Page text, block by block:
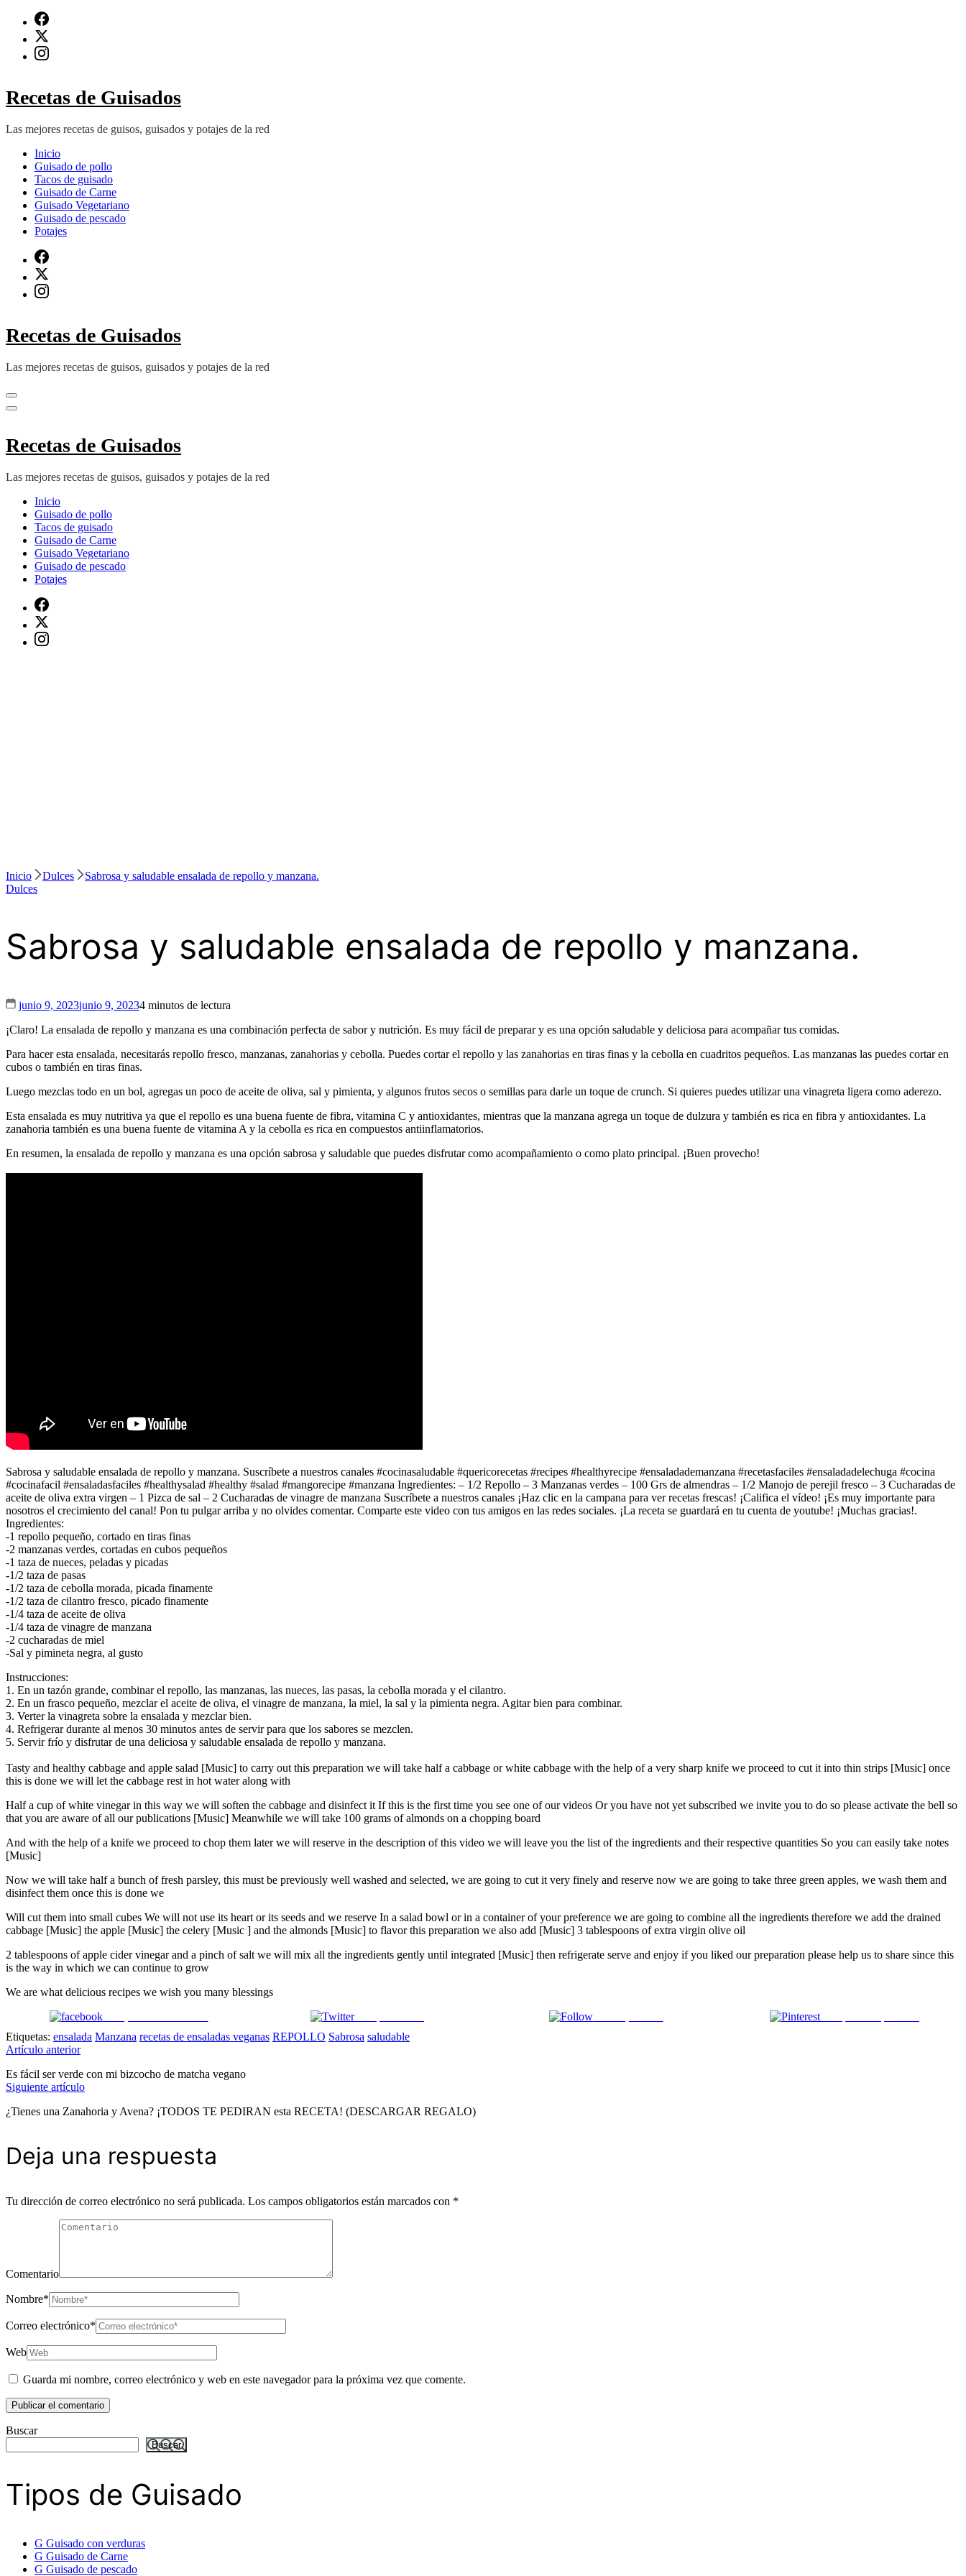
contenido
(presiona
Recetas de Guisados
Las mejores recetas de guisos, guisados y potajes de la red
Inicio
Guisado de pollo
Tacos de guisado
Guisado de Carne
Guisado Vegetariano
Guisado de pescado
Potajes
Recetas de Guisados
Las mejores recetas de guisos, guisados y potajes de la red
Recetas de Guisados
Las mejores recetas de guisos, guisados y potajes de la red
Inicio
Guisado de pollo
Tacos de guisado
Guisado de Carne
Guisado Vegetariano
Guisado de pescado
Potajes
Inicio Dulces
Sabrosa y saludable ensalada de repollo y manzana.
Dulces
Sabrosa y saludable ensalada de repollo y manzana.
junio 9, 2023junio 9, 20234 minutos de lectura
¡Claro! La ensalada de repollo y manzana es una combinación perfecta de sabor y nutrición. Es muy fácil de preparar y es una opción saludable y deliciosa para acompañar tus comidas.
Para hacer esta ensalada, necesitarás repollo fresco, manzanas, zanahorias y cebolla. Puedes cortar el repollo y las zanahorias en tiras finas y la cebolla en cuadritos pequeños. Las manzanas las puedes cortar en
cubos o también en tiras finas.
Luego mezclas todo en un bol, agregas un poco de aceite de oliva, sal y pimienta, y algunos frutos secos o semillas para darle un toque de crunch. Si quieres puedes utilizar una vinagreta ligera como aderezo.
Esta ensalada es muy nutritiva ya que el repollo es una buena fuente de fibra, vitamina C y antioxidantes, mientras que la manzana agrega un toque de dulzura y también es rica en fibra y antioxidantes. La
zanahoria también es una buena fuente de vitamina A y la cebolla es rica en compuestos antiinflamatorios.
En resumen, la ensalada de repollo y manzana es una opción sabrosa y saludable que puedes disfrutar como acompañamiento o como plato principal. ¡Buen provecho!
Sabrosa y saludable ensalada de repollo y manzana. Suscríbete a nuestros canales #cocinasaludable #quericorecetas #recipes #healthyrecipe #ensaladademanzana #recetasfaciles #ensaladadelechuga #cocina
#cocinafacil #ensaladasfaciles #healthysalad #healthy #salad #mangorecipe #manzana Ingredientes: – 1/2 Repollo – 3 Manzanas verdes – 100 Grs de almendras – 1/2 Manojo de perejil fresco – 3 Cucharadas de
aceite de oliva extra virgen – 1 Pizca de sal – 2 Cucharadas de vinagre de manzana Suscríbete a nuestros canales ¡Haz clic en la campana para ver recetas frescas! ¡Califica el vídeo! ¡Es muy importante para
nosotros el crecimiento del canal! Pon tu pulgar arriba y no olvides comentar. Comparte este video con tus amigos en las redes sociales. ¡La receta se guardará en tu cuenta de youtube! ¡Muchas gracias!.
Ingredientes:
-1 repollo pequeño, cortado en tiras finas
-2 manzanas verdes, cortadas en cubos pequeños
-1 taza de nueces, peladas y picadas
-1/2 taza de pasas
-1/2 taza de cebolla morada, picada finamente
-1/2 taza de cilantro fresco, picado finamente
-1/4 taza de aceite de oliva
-1/4 taza de vinagre de manzana
-2 cucharadas de miel
-Sal y pimineta negra, al gusto
Instrucciones:
1. En un tazón grande, combinar el repollo, las manzanas, las nueces, las pasas, la cebolla morada y el cilantro.
2. En un frasco pequeño, mezclar el aceite de oliva, el vinagre de manzana, la miel, la sal y la pimienta negra. Agitar bien para combinar.
3. Verter la vinagreta sobre la ensalada y mezclar bien.
4. Refrigerar durante al menos 30 minutos antes de servir para que los sabores se mezclen.
5. Servir frío y disfrutar de una deliciosa y saludable ensalada de repollo y manzana.
Tasty and healthy cabbage and apple salad [Music] to carry out this preparation we will take half a cabbage or white cabbage with the help of a very sharp knife we ​​proceed to cut it into thin strips [Music] once
this is done we will let the cabbage rest in hot water along with
Half a cup of white vinegar in this way we will soften the cabbage and disinfect it If this is the first time you see one of our videos Or you have not yet subscribed we invite you to do so please activate the bell so
that you are aware of all our publications [Music] Meanwhile we will take 100 grams of almonds on a chopping board
And with the help of a knife we ​​proceed to chop them later we will reserve in the description of this video we will leave you the list of the ingredients and their respective quantities So you can easily take notes
[Music]
Now we will take half a bunch of fresh parsley, this must be previously well washed and selected, we are going to cut it very finely and reserve now we are going to take three green apples, we wash them and
disinfect them once this is done we
Will cut them into small cubes We will not use its heart or its seeds and we reserve In a salad bowl or in a container of your preference we are going to combine all the ingredients therefore we add the drained
cabbage [Music] the apple [Music] the celery [Music ] and the almonds [Music] to flavor this preparation we also add [Music] 3 tablespoons of extra virgin olive oil
2 tablespoons of apple cider vinegar and a pinch of salt we will mix all the ingredients gently until integrated [Music] then refrigerate serve and enjoy if you liked our preparation please help us to share since this
is the way in which we can continue to grow
We are what delicious recipes we wish you many blessings
Comparte en Facebook
Comparte en X Enviar por mail
Etiquetas: ensalada Manzana recetas de ensaladas veganas REPOLLO Sabrosa saludable
Navegación
de
Artículo anterior
Es fácil ser verde con mi bizcocho de matcha vegano
Siguiente artículo
¿Tienes una Zanahoria y Avena? ¡TODOS TE PEDIRAN esta RECETA! (DESCARGAR REGALO)
Deja una respuesta
Tu dirección de correo electrónico no será publicada. Los campos obligatorios están marcados con *
Comentario
Nombre*
Correo electrónico*
Web
Guarda mi nombre, correo electrónico y web en este navegador para la próxima vez que comente.
Buscar
Buscar
Tipos de Guisado
G Guisado con verduras
G Guisado de Carne
G Guisado de pescado